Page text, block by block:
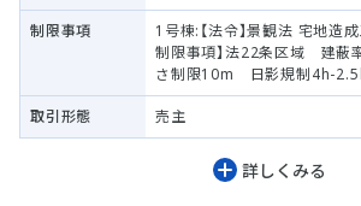
制限事項
1号棟:【法令】景観法 宅地造
制限事項】法22条区域 建蔽
さ制限10m 日影規制4h-
取引形態 売主
詳しくみる